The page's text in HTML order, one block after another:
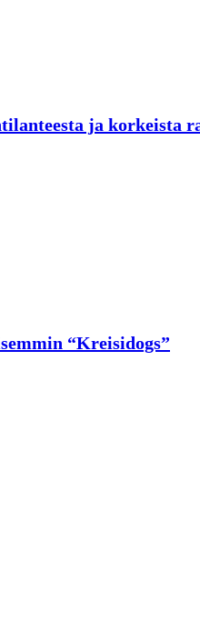
ja korkeista
“Kreisidogs”